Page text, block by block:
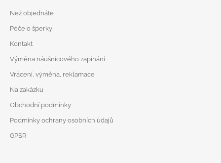
Než objednáte
Péče o šperky
Kontakt
Výměna náušnicového zapínání
Vrácení, výměna, reklamace
Na zakázku
Obchodní podmínky
Podmínky ochrany osobních údajů
GPSR